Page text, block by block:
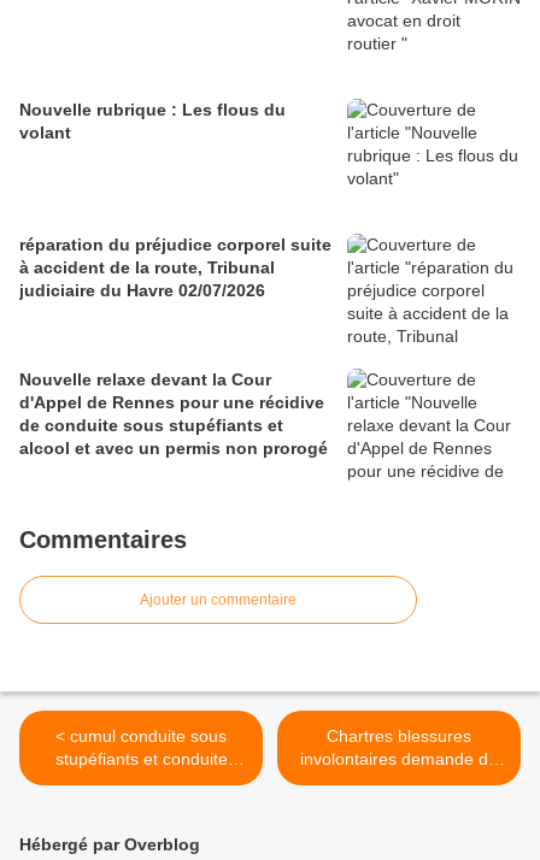
Nouvelle rubrique : Les flous du
volant
réparation du préjudice corporel suite
à accident de la route, Tribunal
judiciaire du Havre 02/07/2026
Nouvelle relaxe devant la Cour
d'Appel de Rennes pour une récidive
de conduite sous stupéfiants et
alcool et avec un permis non prorogé
Commentaires
Ajouter un commentaire
< cumul conduite sous
stupéfiants et conduite
alcool
Chartres blessures
involontaires demande de
renvoi audience 24.06.26 >
Hébergé par Overblog